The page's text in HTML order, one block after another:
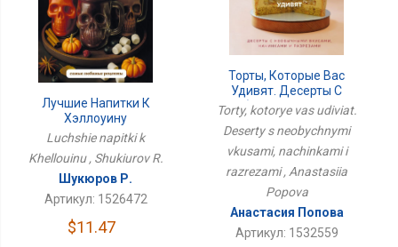
Лучшие Напитки К
Хэллоуину
Luchshie napitki k
Khellouinu , Shukiurov R.
Шукюров Р.
Артикул: 1526472
$11.47
Торты, Которые Вас
Удивят. Десерты С
Необычными Вкусами,
Начинками И Разрезами
Torty, kotorye vas udiviat.
Deserty s neobychnymi
vkusami, nachinkami i
razrezami , Anastasiia
Popova
Анастасия Попова
Артикул: 1532559